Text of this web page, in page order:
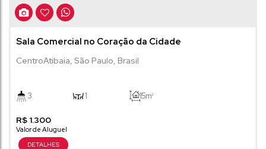
Sala Comercial no Coração da Cidade
R$ 1.300
CentroAtibaia, São Paulo, Brasil
3 1 15m²